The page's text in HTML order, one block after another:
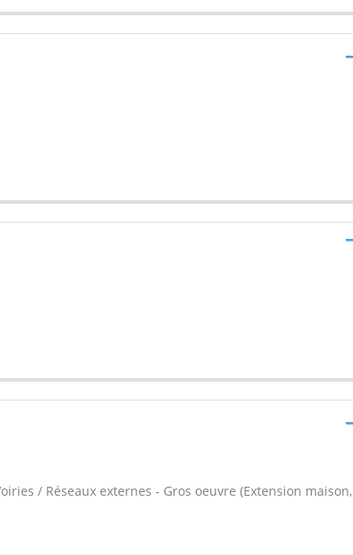
/ Réseaux externes - Gros oeuvre (Extension maison,